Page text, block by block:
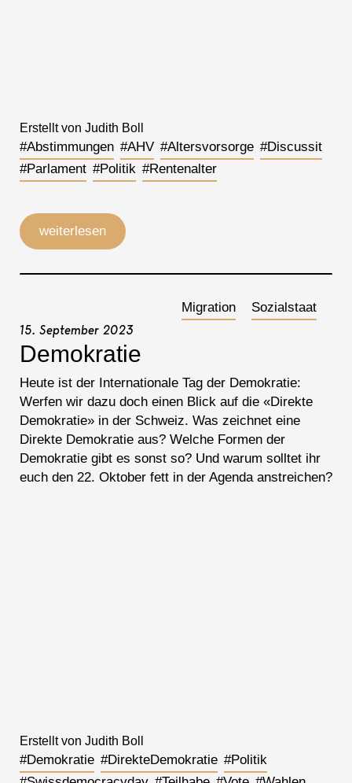
Erstellt von Judith Boll
#Abstimmungen #AHV #Altersvorsorge #Discussit
#Parlament #Politik #Rentenalter
weiterlesen
Migration
Sozialstaat
15. September 2023
Demokratie
Heute ist der Internationale Tag der Demokratie:
Werfen wir dazu doch einen Blick auf die «Direkte
Demokratie» in der Schweiz. Was zeichnet eine
Direkte Demokratie aus? Welche Formen der
Demokratie gibt es sonst so? Und warum solltet ihr
euch den 22. Oktober fett in der Agenda anstreichen?
Erstellt von Judith Boll
#Demokratie #DirekteDemokratie #Politik